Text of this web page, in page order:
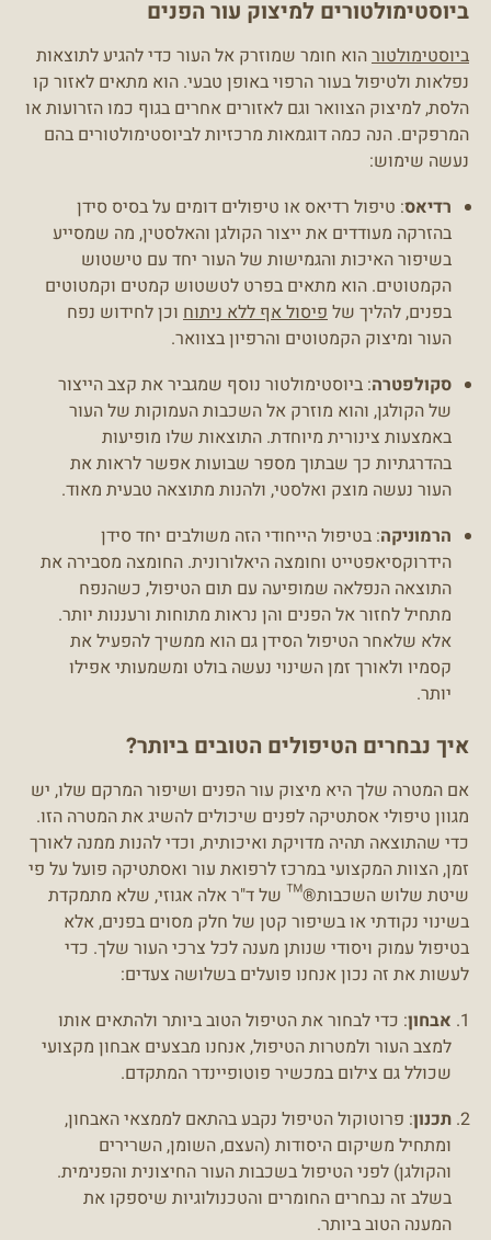
ביוסטימולטורים למיצוק עור הפנים
ביוסטימולטורהוא חומר שמוזרק אל העור כדי להגיע לתוצאות
נפלאות ולטיפול בעור הרפוי באופן טבעי. הוא מתאים לאזור קו
הלסת, למיצוק הצוואר וגם לאזורים אחרים בגוף כמו הזרועות או
המרפקים. הנה כמה דוגמאות מרכזיות לביוסטימולטורים בהם
נעשה שימוש:
רדיאס: טיפול רדיאס או טיפולים דומים על בסיס סידן
בהזרקה מעודדים את ייצור הקולגן והאלסטין, מה שמסייע
בשיפור האיכות והגמישות של העור יחד עם טישטוש
הקמטוטים. הוא מתאים בפרט לטשטוש קמטים וקמטוטים
בפנים, להליך שלפיסול אף ללא ניתוח וכן לחידוש נפח
העור ומיצוק הקמטוטים והרפיון בצוואר.
סקולפטרה: ביוסטימולטור נוסף שמגביר את קצב הייצור
של הקולגן, והוא מוזרק אל השכבות העמוקות של העור
באמצעות צינורית מיוחדת. התוצאות שלו מופיעות
בהדרגתיות כך שבתוך מספר שבועות אפשר לראות את
העור נעשה מוצק ואלסטי, ולהנות מתוצאה טבעית מאוד.
הרמוניקה: בטיפול הייחודי הזה משולבים יחד סידן
הידרוקסיאפטייט וחומצה היאלורונית. החומצה מסבירה את
התוצאה הנפלאה שמופיעה עם תום הטיפול, כשהנפח
מתחיל לחזור אל הפנים והן נראות מתוחות ורעננות יותר.
אלא שלאחר הטיפול הסידן גם הוא ממשיך להפעיל את
קסמיו ולאורך זמן השינוי נעשה בולט ומשמעותי אפילו
יותר.
איך נבחרים הטיפולים הטובים ביותר?
אם המטרה שלך היא מיצוק עור הפנים ושיפור המרקם שלו, יש
מגוון טיפולי אסתטיקה לפנים שיכולים להשיג את המטרה הזו.
כדי שהתוצאה תהיה מדויקת ואיכותית, וכדי להנות ממנה לאורך
זמן, הצוות המקצועי במרכז לרפואת עור ואסתטיקה פועל על פי
שיטת שלוש השכבות®™ של ד"ר אלה אגוזי, שלא מתמקדת
בשינוי נקודתי או בשיפור קטן של חלק מסוים בפנים, אלא
בטיפול עמוק ויסודי שנותן מענה לכל צרכי העור שלך. כדי
לעשות את זה נכון אנחנו פועלים בשלושה צעדים:
אבחון: כדי לבחור את הטיפול הטוב ביותר ולהתאים אותו
למצב העור ולמטרות הטיפול, אנחנו מבצעים אבחון מקצועי
שכולל גם צילום במכשיר פוטופיינדר המתקדם.
תכנון: פרוטוקול הטיפול נקבע בהתאם לממצאי האבחון,
ומתחיל משיקום היסודות (העצם, השומן, השרירים
והקולגן) לפני הטיפול בשכבות העור החיצונית והפנימית.
בשלב זה נבחרים החומרים והטכנולוגיות שיספקו את
המענה הטוב ביותר.